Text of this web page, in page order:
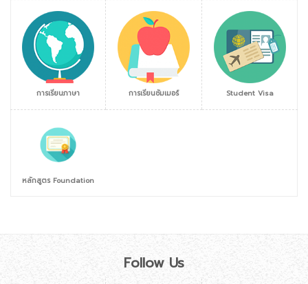
การเรียนภาษา การเรียนซัมเมอร์ Student Visa
หลักสูตร Foundation
Follow Us